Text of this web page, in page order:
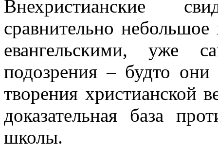
Внехристианские
сравнительно
евангельскими, уже
подозрения – будто они
творения христианской
доказательная база
школы.